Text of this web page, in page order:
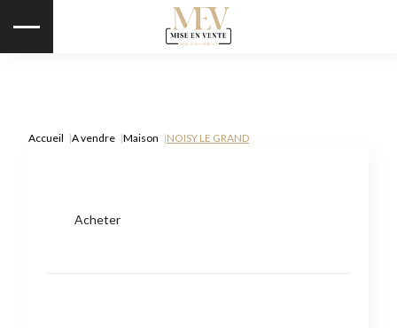
Accueil A vendre Maison NOISY LE GRAND
Acheter